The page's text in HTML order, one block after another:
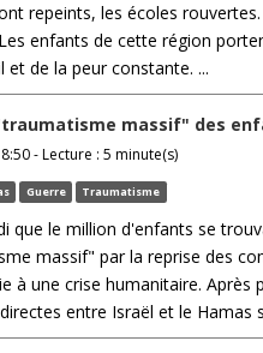
repeints, les écoles
enfants de cette région
de la peur constante. ...
massif" des
- Lecture : 5 minute(s)
Guerre Traumatisme
que le million d'enfants se
massif" par la reprise des
à une crise humanitaire. Après
entre Israël et le Hamas